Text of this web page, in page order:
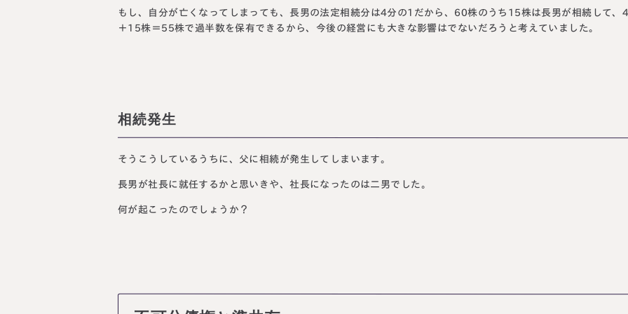
もし、自分が亡くなってしまっても、長男の法定相続分は4分の1だから、60株のうち15株は長男が相続して、
＋15株＝55株で過半数を保有できるから、今後の経営にも大きな影響はでないだろうと考えていました。
相続発生
そうこうしているうちに、父に相続が発生してしまいます。
長男が社長に就任するかと思いきや、社長になったのは二男でした。
何が起こったのでしょうか？